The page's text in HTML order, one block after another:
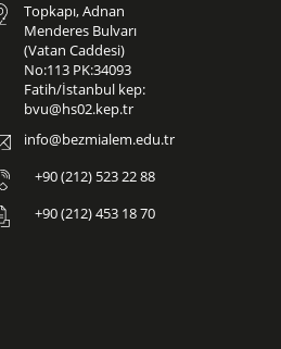
Topkapı, Adnan
Menderes Bulvarı
(Vatan Caddesi)
No:113 PK:34093
Fatih/İstanbul kep:
bvu@hs02.kep.tr
info@bezmialem.edu.tr
+90 (212) 523 22 88
+90 (212) 453 18 70